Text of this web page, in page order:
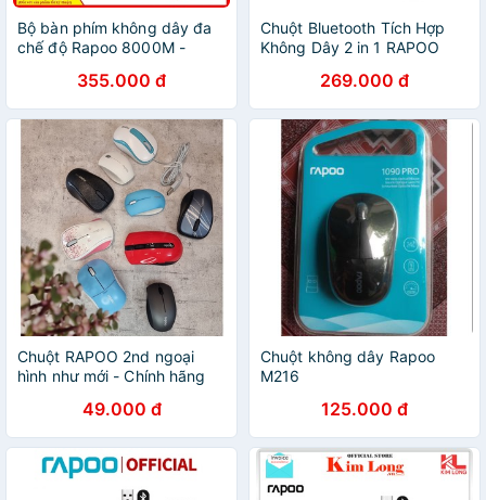
Bộ bàn phím không dây đa
chế độ Rapoo 8000M -
24 tháng355.000 đ
Chuột Bluetooth Tích Hợp
Không Dây 2 in 1 RAPOO
269.000 đ
Chuột RAPOO 2nd ngoại
hình như mới - Chính hãng
49.000 đ
Chuột không dây Rapoo
M216
125.000 đ